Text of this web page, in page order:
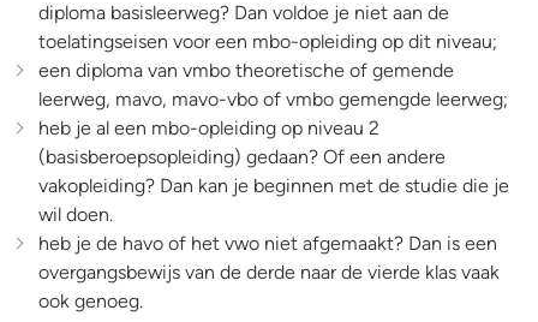
diploma basisleerweg? Dan voldoe je niet aan de
toelatingseisen voor een mbo-opleiding op dit niveau;
een diploma van vmbo theoretische of gemende
leerweg, mavo, mavo-vbo of vmbo gemengde leerweg;
heb je al een mbo-opleiding op niveau 2
(basisberoepsopleiding) gedaan? Of een andere
vakopleiding? Dan kan je beginnen met de studie die je
wil doen.
heb je de havo of het vwo niet afgemaakt? Dan is een
overgangsbewijs van de derde naar de vierde klas vaak
ook genoeg.